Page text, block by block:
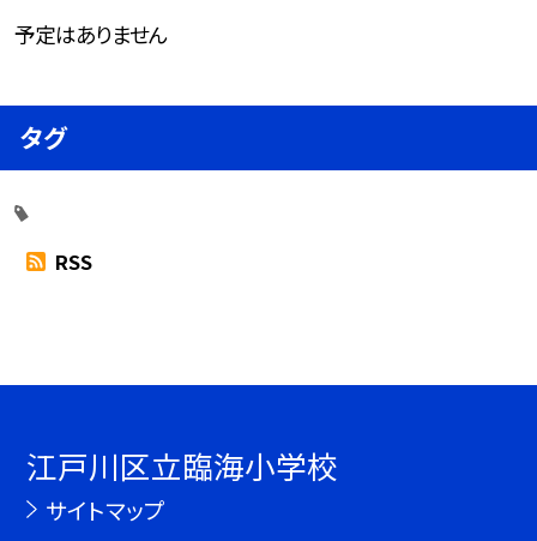
予定はありません
タグ
RSS
江戸川区立臨海小学校
サイトマップ